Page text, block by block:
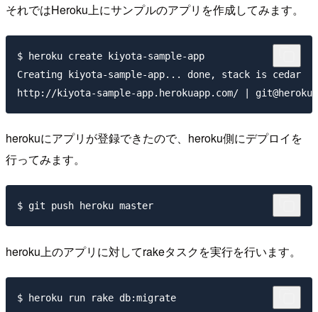
それではHeroku上にサンプルのアプリを作成してみます。
$ heroku create kiyota-sample-app
Creating kiyota-sample-app... done, stack is cedar
herokuにアプリが登録できたので、heroku側にデプロイを
行ってみます。
heroku上のアプリに対してrakeタスクを実行を行います。